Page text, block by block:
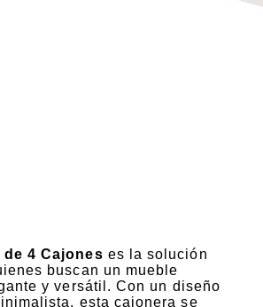
4 Cajones es la solución
buscan un mueble
y versátil. Con un diseño
esta cajonera se